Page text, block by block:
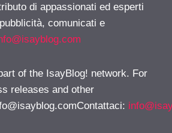
di appassionati ed esperti
comunicati e
of the IsayBlog! network. For
releases and other
: